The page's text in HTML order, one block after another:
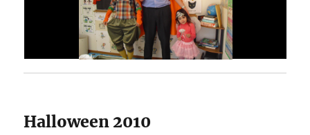
Halloween 2010